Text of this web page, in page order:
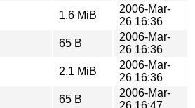
1.6 MiB
2006-Mar-
26 16:36
65 B
2006-Mar-
26 16:36
2.1 MiB
2006-Mar-
26 16:36
65 B
2006-Mar-
26 16:47